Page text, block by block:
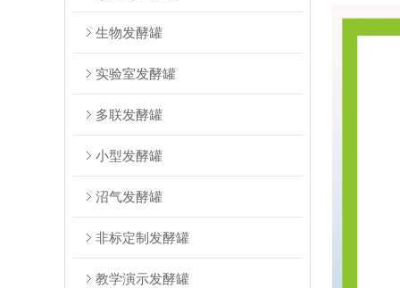
生物发酵罐
实验室发酵罐
多联发酵罐
小型发酵罐
沼气发酵罐
非标定制发酵罐
教学演示发酵罐